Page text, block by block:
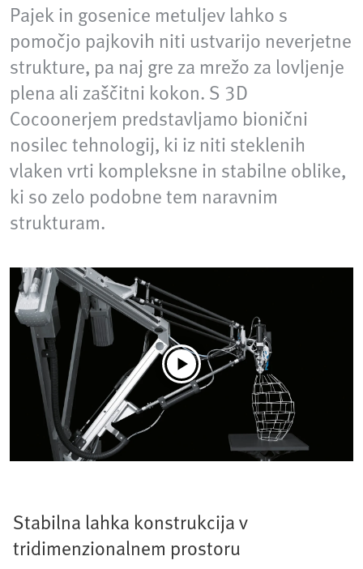
Pajek in gosenice metuljev lahko s
pomočjo pajkovih niti ustvarijo neverjetne
strukture, pa naj gre za mrežo za lovljenje
plena ali zaščitni kokon. S 3D
Cocoonerjem predstavljamo bionični
nosilec tehnologij, ki iz niti steklenih
vlaken vrti kompleksne in stabilne oblike,
ki so zelo podobne tem naravnim
strukturam.
Stabilna lahka konstrukcija v
tridimenzionalnem prostoru